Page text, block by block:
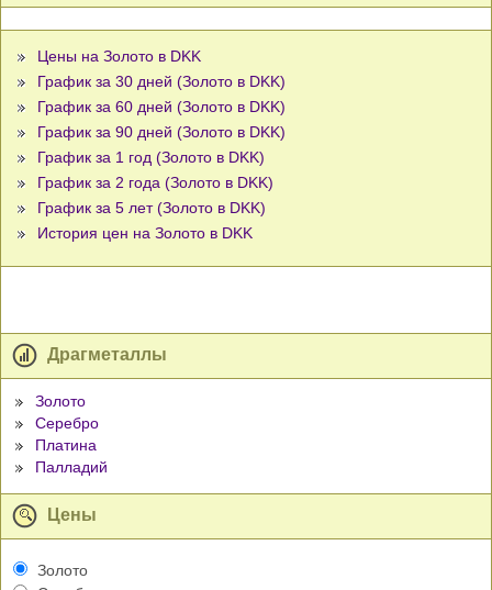
Цены на Золото в DKK
График за 30 дней (Золото в DKK)
График за 60 дней (Золото в DKK)
График за 90 дней (Золото в DKK)
График за 1 год (Золото в DKK)
График за 2 года (Золото в DKK)
График за 5 лет (Золото в DKK)
История цен на Золото в DKK
Драгметаллы
Золото
Серебро
Платина
Палладий
Цены
Золото